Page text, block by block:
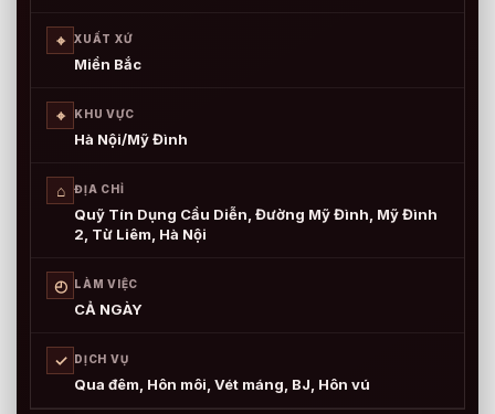
⌖ XUẤT XỨ
Miền Bắc
⌖ KHU VỰC
Hà Nội/Mỹ Đình
⌂ ĐỊA CHỈ
Quỹ Tín Dụng Cầu Diễn, Đường Mỹ Đình, Mỹ Đình
2, Từ Liêm, Hà Nội
◴ LÀM VIỆC
CẢ NGÀY
✓ DỊCH VỤ
Qua đêm, Hôn môi, Vét máng, BJ, Hôn vú